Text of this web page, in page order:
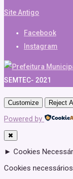
Site Antigo
Facebook
Instagram
SEMTEC- 2021
Customize Reject All
Powered by
✖
► Cookies
Cookies